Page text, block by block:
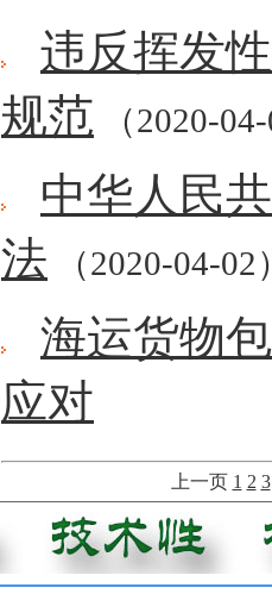
违反挥发
规范 （2020-
中华人民
法 （2020-04-02
海运货物
应对
上一页 1 2 3